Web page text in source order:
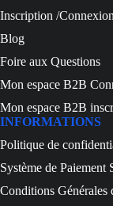
Inscription /Connexion
Blog
Foire aux Questions
Mon espace B2B
Mon espace B2B
INFORMATIONS
Politique de
Système de Paiement
Conditions Générales